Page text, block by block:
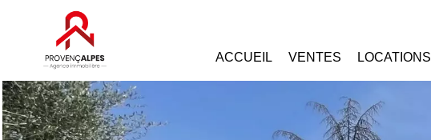
ACCUEIL VENTES LOCATIONS